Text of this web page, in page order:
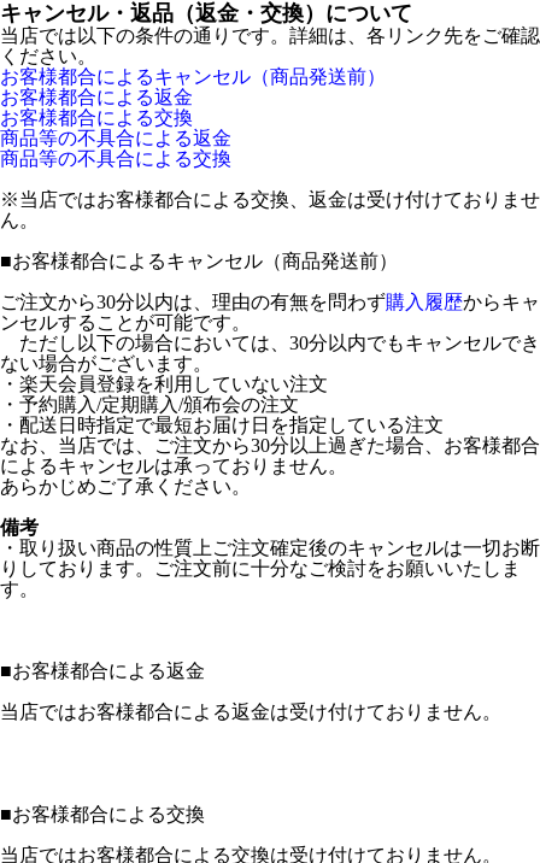
キャンセル・返品（返金・交換）について
当店では以下の条件の通りです。詳細は、各リンク先をご確認
ください。
お客様都合によるキャンセル（商品発送前）
お客様都合による返金
お客様都合による交換
商品等の不具合による返金
商品等の不具合による交換
※当店ではお客様都合による交換、返金は受け付けておりませ
ん。
■お客様都合によるキャンセル（商品発送前）
ご注文から30分以内は、理由の有無を問わず購入履歴からキャ
ンセルすることが可能です。
ただし以下の場合においては、30分以内でもキャンセルでき
ない場合がございます。
・楽天会員登録を利用していない注文
・予約購入/定期購入/頒布会の注文
・配送日時指定で最短お届け日を指定している注文
なお、当店では、ご注文から30分以上過ぎた場合、お客様都合
によるキャンセルは承っておりません。
あらかじめご了承ください。
備考
・取り扱い商品の性質上ご注文確定後のキャンセルは一切お断
りしております。ご注文前に十分なご検討をお願いいたしま
す。
■お客様都合による返金
当店ではお客様都合による返金は受け付けておりません。
■お客様都合による交換
当店ではお客様都合による交換は受け付けておりません。